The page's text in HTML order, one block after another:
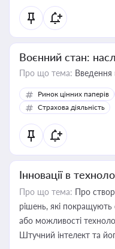
Воєнний стан:
Про що тема: Введення
Ринок цінних паперів
Страхова діяльність
Інновації в
Про що тема: Про
рішень, які покращують
або можливості
Штучний інтелект та